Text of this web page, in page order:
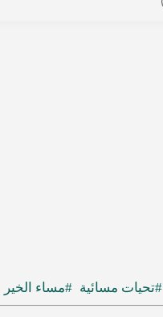
#تحيات مسائية #مساء الخير